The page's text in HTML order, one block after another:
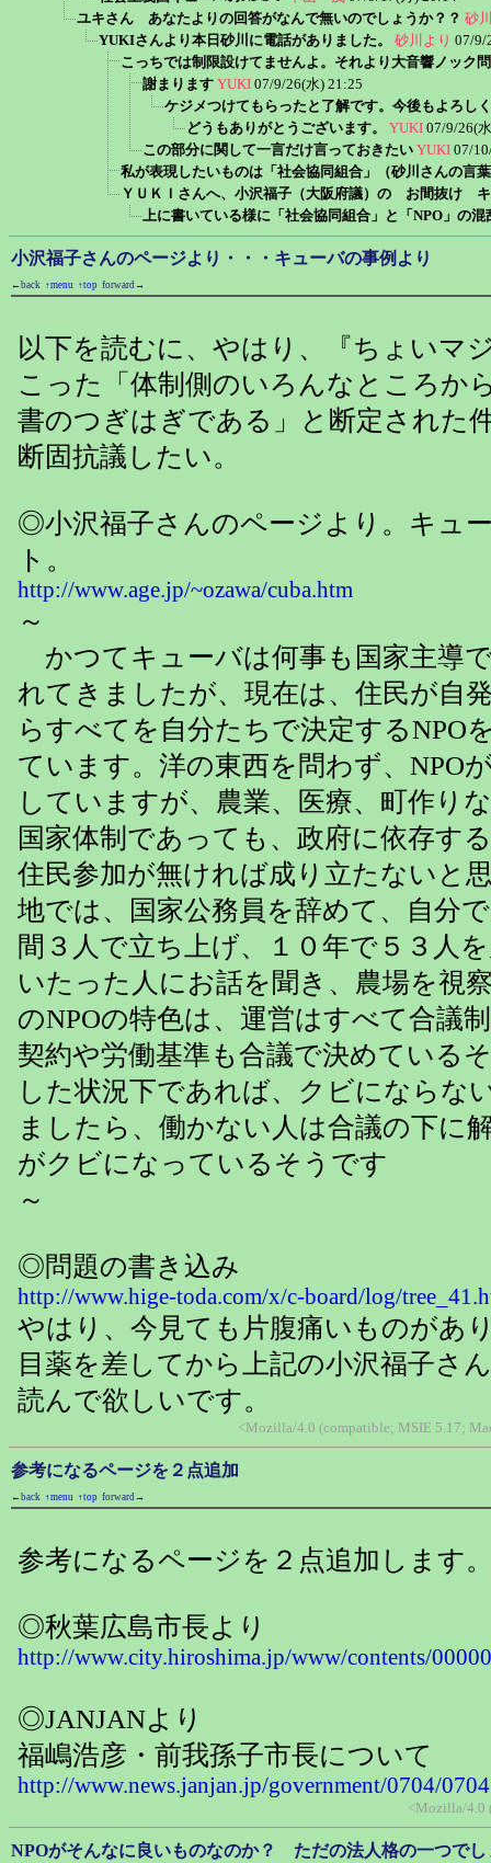
ユキさん あなたよりの回答がなんで無いのでしょうか？？ 砂
YUKIさんより本日砂川に電話がありました。
砂川より 07/9/
こっちでは制限設けてませんよ。それより大音響ノック
謝まります YUKI 07/9/26(水) 21:25
ケジメつけてもらったと了解です。今後もよろしく
どうもありがとうございます。
YUKI 07/9/26(
この部分に関して一言だけ言っておきたい YUKI 07/
私が表現したいものは「社会協同組合」（砂川さんの言
ＹＵＫＩさんへ、小沢福子（大阪府議）の お間抜け
上に書いている様に「社会協同組合」と「NPO」の混
小沢福子さんのページより・・・キューバの事例より
←back ↑menu ↑top forward→
以下を読むに、やはり、『ちょいマ
こった「体制側のいろんなところか
書のつぎはぎである」と断定された
断固抗議したい。
◎小沢福子さんのページより。キュ
ト。
http://www.age.jp/~ozawa/cuba.htm
～
かつてキューバは何事も国家主導
れてきましたが、現在は、住民が自
らすべてを自分たちで決定するNPO
ています。洋の東西を問わず、NPO
していますが、農業、医療、町作り
国家体制であっても、政府に依存す
住民参加が無ければ成り立たないと
地では、国家公務員を辞めて、自分
間３人で立ち上げ、１０年で５３人
いたった人にお話を聞き、農場を視
のNPOの特色は、運営はすべて合議
契約や労働基準も合議で決めている
した状況下であれば、クビにならな
ましたら、働かない人は合議の下に
がクビになっているそうです
～
◎問題の書き込み
http://www.hige-toda.com/x/c-board/log/
やはり、今見ても片腹痛いものがあ
目薬を差してから上記の小沢福子さ
読んで欲しいです。
<Mozilla/4.0 (compatible; MSIE 5.17;
参考になるページを２点追加
←back ↑menu ↑top forward→
参考になるページを２点追加します
◎秋葉広島市長より
http://www.city.hiroshima.jp/www/contents/
◎JANJANより
福嶋浩彦・前我孫子市長について
http://www.news.janjan.jp/government/0704/
<Mozilla/4.0
NPOがそんなに良いものなのか？ ただの法人格の一つでし